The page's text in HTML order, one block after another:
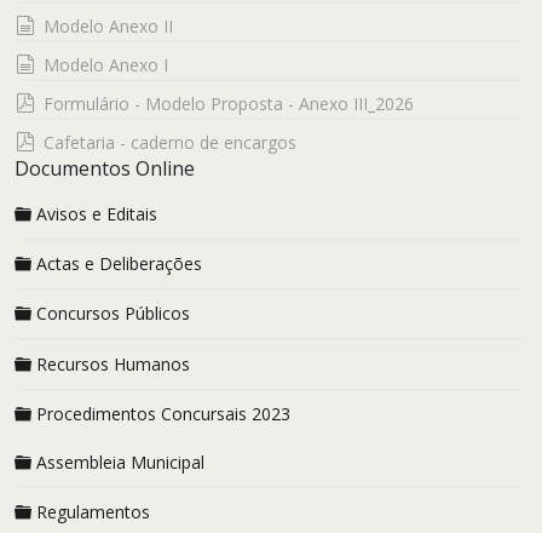
documento
Modelo Anexo II
documento
Modelo Anexo I
pdf
Formulário - Modelo Proposta - Anexo III_2026
pdf
Cafetaria - caderno de encargos
Documentos Online
Avisos e Editais
Actas e Deliberações
Concursos Públicos
Recursos Humanos
Procedimentos Concursais 2023
Assembleia Municipal
Regulamentos